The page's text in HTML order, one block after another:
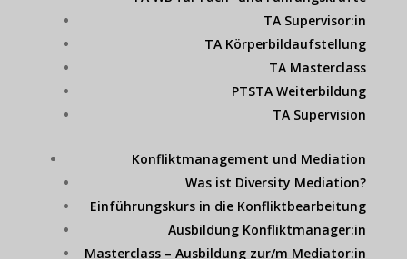
TA Supervisor:in
TA Körperbildaufstellung
TA Masterclass
PTSTA Weiterbildung
TA Supervision
Konfliktmanagement und Mediation
Was ist Diversity Mediation?
Einführungskurs in die Konfliktbearbeitung
Ausbildung Konfliktmanager:in
Masterclass – Ausbildung zur/m Mediator:in